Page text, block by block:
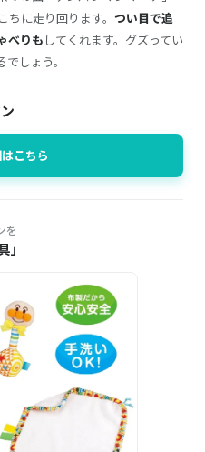
に走り回ります。 つい目で追
べりも してくれます。グズってい
しょう。
こちら
を